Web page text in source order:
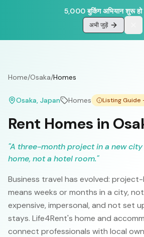
5,000 बुकिंग अभियान शुरू हो
अभी जुड़ें
Home/Osaka/Homes
Osaka, Japan Homes Listing
Rent Homes in
"A three-month project in a new city
home, not a hotel room."
Business travel has evolved:
means weeks or months in a city,
expensive, impersonal, and not set
stays. Life4Rent's home and
connect professionals with local